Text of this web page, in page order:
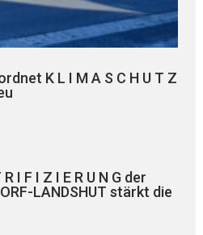
K L I M A S C H U T Z
I F I Z I E R U N G der
LANDSHUT stärkt die